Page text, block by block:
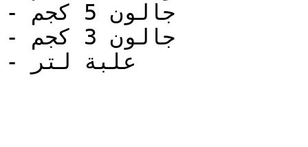
- جالون 5 كجم
- جالون 3 كجم
- علبة لتر